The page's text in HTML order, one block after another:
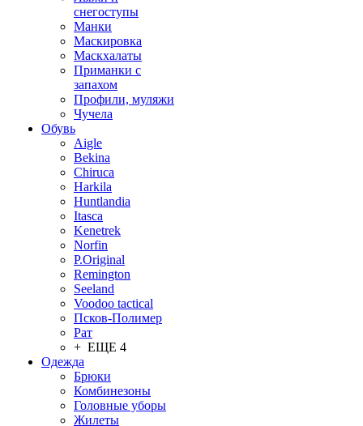
снегоступы
Манки
Маскировка
Маскхалаты
Приманки с
запахом
Профили, муляжи
Чучела
Обувь
Aigle
Bekina
Chiruсa
Harkila
Huntlandia
Itasca
Kenetrek
Norfin
P.Original
Remington
Seeland
Voodoo tactical
Псков-Полимер
Рат
+ ЕЩЕ 4
Одежда
Брюки
Комбинезоны
Головные уборы
Жилеты